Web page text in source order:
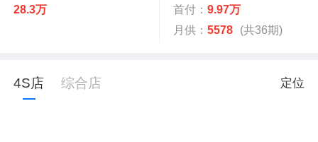
28.3万 首付： 9.97万
月供： 5578 (共36期)
4S店 综合店 定位